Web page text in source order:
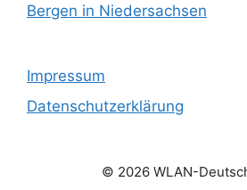
Bergen in Niedersachsen
Impressum
Datenschutzerklärung
© 2026 WLAN-